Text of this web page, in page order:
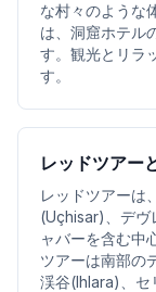
な村々のような
は、洞窟ホテル
す。観光とリラ
す。
レッドツアー
レッドツアーは
(Uçhisar)、デヴ
ャバーを含む中
ツアーは南部の
渓谷(Ihlara)、セ